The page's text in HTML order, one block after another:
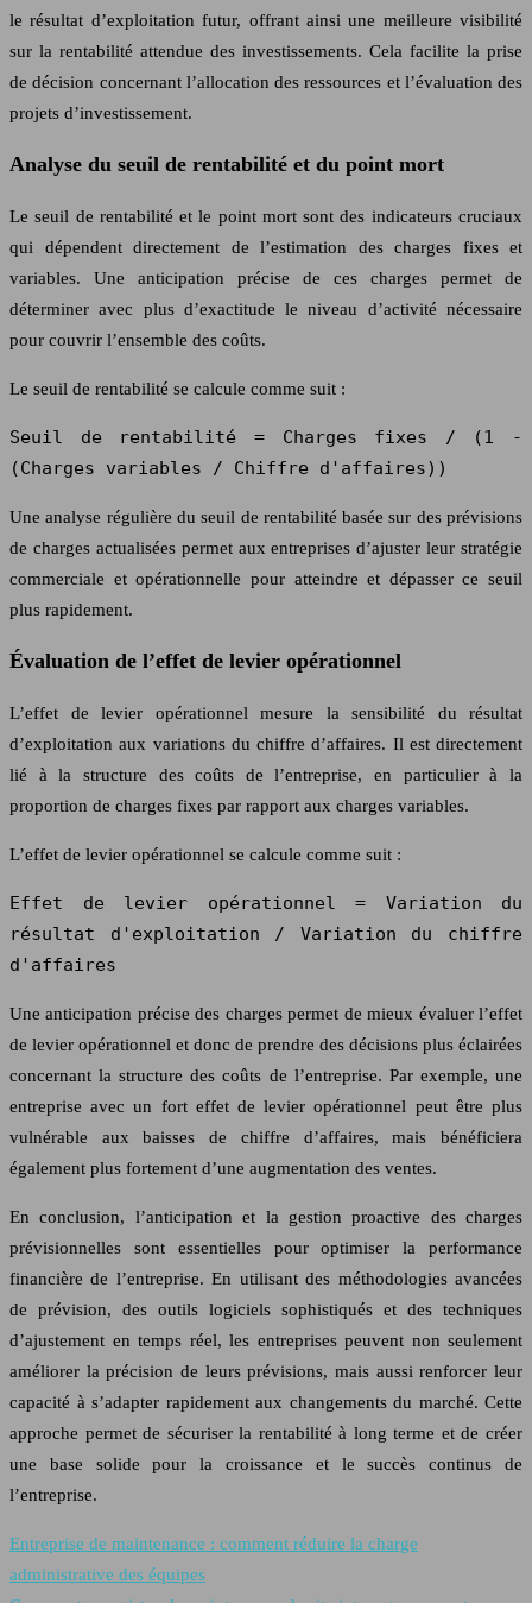
le résultat d’exploitation futur, offrant ainsi une meilleure visibilité
sur la rentabilité attendue des investissements. Cela facilite la prise
de décision concernant l’allocation des ressources et l’évaluation des
projets d’investissement.
Analyse du seuil de rentabilité et du point mort
Le seuil de rentabilité et le point mort sont des indicateurs cruciaux
qui dépendent directement de l’estimation des charges fixes et
variables. Une anticipation précise de ces charges permet de
déterminer avec plus d’exactitude le niveau d’activité nécessaire
pour couvrir l’ensemble des coûts.
Le seuil de rentabilité se calcule comme suit :
Seuil de rentabilité = Charges fixes / (1 -
(Charges variables / Chiffre d'affaires))
Une analyse régulière du seuil de rentabilité basée sur des prévisions
de charges actualisées permet aux entreprises d’ajuster leur stratégie
commerciale et opérationnelle pour atteindre et dépasser ce seuil
plus rapidement.
Évaluation de l’effet de levier opérationnel
L’effet de levier opérationnel mesure la sensibilité du résultat
d’exploitation aux variations du chiffre d’affaires. Il est directement
lié à la structure des coûts de l’entreprise, en particulier à la
proportion de charges fixes par rapport aux charges variables.
L’effet de levier opérationnel se calcule comme suit :
Effet de levier opérationnel = Variation du
résultat d'exploitation / Variation du chiffre
d'affaires
Une anticipation précise des charges permet de mieux évaluer l’effet
de levier opérationnel et donc de prendre des décisions plus éclairées
concernant la structure des coûts de l’entreprise. Par exemple, une
entreprise avec un fort effet de levier opérationnel peut être plus
vulnérable aux baisses de chiffre d’affaires, mais bénéficiera
également plus fortement d’une augmentation des ventes.
En conclusion, l’anticipation et la gestion proactive des charges
prévisionnelles sont essentielles pour optimiser la performance
financière de l’entreprise. En utilisant des méthodologies avancées
de prévision, des outils logiciels sophistiqués et des techniques
d’ajustement en temps réel, les entreprises peuvent non seulement
améliorer la précision de leurs prévisions, mais aussi renforcer leur
capacité à s’adapter rapidement aux changements du marché. Cette
approche permet de sécuriser la rentabilité à long terme et de créer
une base solide pour la croissance et le succès continus de
l’entreprise.
Entreprise de maintenance : comment réduire la charge
administrative des équipes